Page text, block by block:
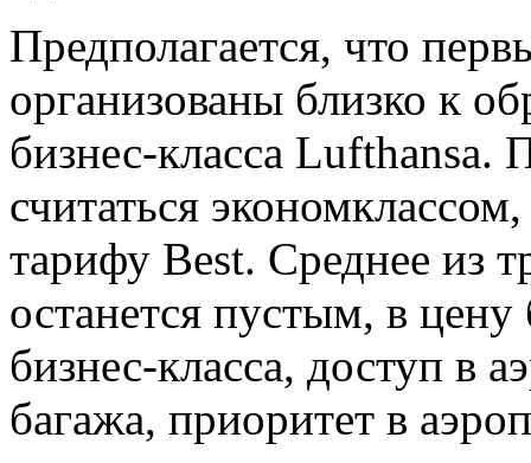
Предполагается, что
организованы близко к
бизнес-класса
считаться
тарифу Best. Среднее из
останется пустым, в
бизнес-класса, доступ в
багажа, приоритет в